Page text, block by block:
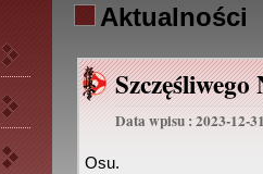
Aktualności
Data wpisu : 2023-12-
Osu.